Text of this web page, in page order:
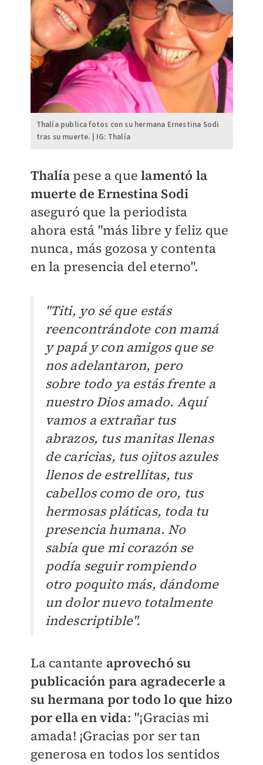
Thalía publica fotos con su hermana Ernestina Sodi
tras su muerte. | IG: Thalía
Thalíapese a quelamentó la
muerte de Ernestina Sodi
aseguró que la periodista
ahora está "más libre y feliz que
nunca, más gozosa y contenta
en la presencia del eterno".
"Titi, yo sé que estás
reencontrándote con mamá
y papá y con amigos que se
nos adelantaron, pero
sobre todo ya estás frente a
nuestro Dios amado. Aquí
vamos a extrañar tus
abrazos, tus manitas llenas
de caricias, tus ojitos azules
llenos de estrellitas, tus
cabellos como de oro, tus
hermosas pláticas, toda tu
presencia humana. No
sabía que mi corazón se
podía seguir rompiendo
otro poquito más, dándome
un dolor nuevo totalmente
indescriptible".
La cantante aprovechó su
publicación para agradecerle a
su hermana por todo lo que hizo
por ella en vida: "¡Gracias mi
amada! ¡Gracias por ser tan
generosa en todos los sentidos